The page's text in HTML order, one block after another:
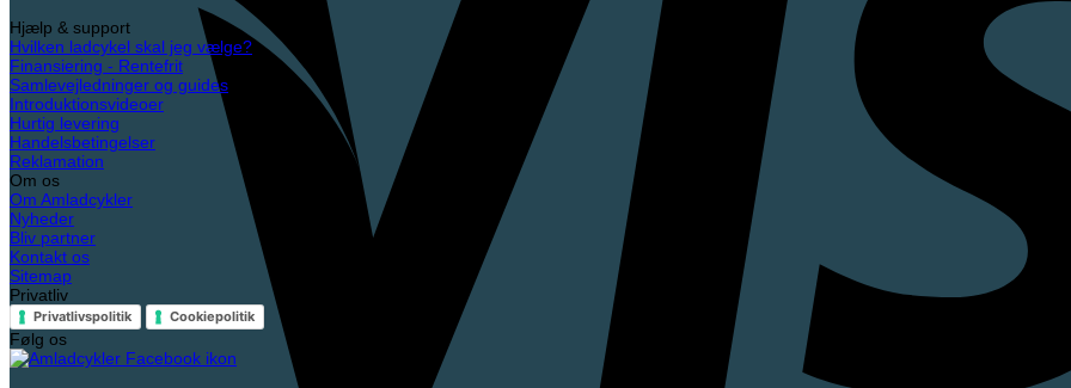
Hjælp & support
Hvilken ladcykel skal jeg vælge?
Finansiering - Rentefrit
Samlevejledninger og guides
Introduktionsvideoer
Hurtig levering
Handelsbetingelser
Reklamation
Om os
Om Amladcykler
Nyheder
Bliv partner
Kontakt os
Sitemap
Privatliv
Privatlivspolitik Cookiepolitik
Følg os